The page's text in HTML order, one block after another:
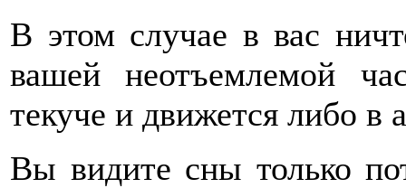
В этом случае в вас
вашей неотъемлемой
текуче и движется либо в
Вы видите сны только